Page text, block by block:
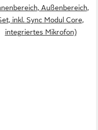
Außenbereich,
inkl. Sync Modul Core,
integriertes Mikrofon)